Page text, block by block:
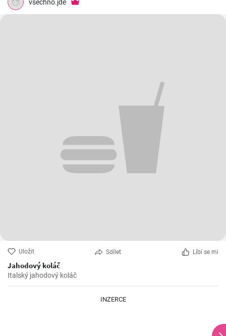
vsechno.jde
Uložit Sdílet Líbí se mi
Jahodový koláč
Italský jahodový koláč
INZERCE